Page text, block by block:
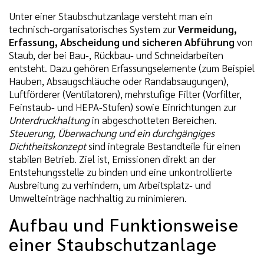
Unter einer Staubschutzanlage versteht man ein
technisch-organisatorisches System zurVermeidung,
Erfassung, Abscheidung und sicheren Abführung von
Staub, der bei Bau-, Rückbau- und Schneidarbeiten
entsteht. Dazu gehören Erfassungselemente (zum Beispiel
Hauben, Absaugschläuche oder Randabsaugungen),
Luftförderer (Ventilatoren), mehrstufige Filter (Vorfilter,
Feinstaub- und HEPA-Stufen) sowie Einrichtungen zur
Unterdruckhaltungin abgeschotteten Bereichen.
Steuerung, Überwachung und ein durchgängiges
Dichtheitskonzeptsind integrale Bestandteile für einen
stabilen Betrieb. Ziel ist, Emissionen direkt an der
Entstehungsstelle zu binden und eine unkontrollierte
Ausbreitung zu verhindern, um Arbeitsplatz- und
Umwelteinträge nachhaltig zu minimieren.
Aufbau und Funktionsweise
einer Staubschutzanlage